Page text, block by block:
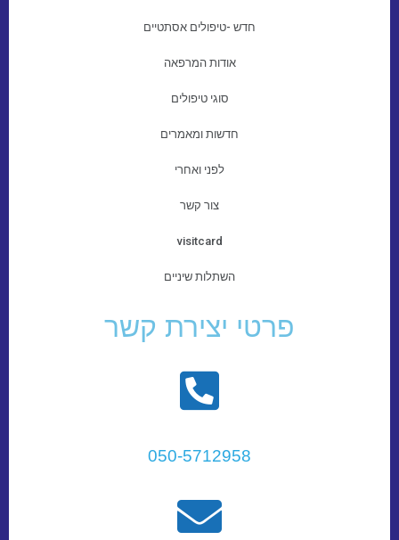
חדש -טיפולים אסתטיים
אודות המרפאה
סוגי טיפולים
חדשות ומאמרים
לפני ואחרי
צור קשר
visitcard
השתלות שיניים
פרטי יצירת קשר
050-5712958